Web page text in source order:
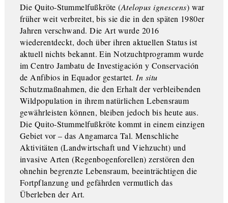
Die Quito-Stummelfußkröte (Atelopus ignescens) war
früher weit verbreitet, bis sie die in den späten 1980er
Jahren verschwand. Die Art wurde 2016
wiederentdeckt, doch über ihren aktuellen Status ist
aktuell nichts bekannt. Ein Notzuchtprogramm wurde
im Centro Jambatu de Investigación y Conservación
de Anfibios in Equador gestartet. In situ
Schutzmaßnahmen, die den Erhalt der verbleibenden
Wildpopulation in ihrem natürlichen Lebensraum
gewährleisten können, bleiben jedoch bis heute aus.
Die Quito-Stummelfußkröte kommt in einem einzigen
Gebiet vor – das Angamarca Tal. Menschliche
Aktivitäten (Landwirtschaft und Viehzucht) und
invasive Arten (Regenbogenforellen) zerstören den
ohnehin begrenzte Lebensraum, beeinträchtigen die
Fortpflanzung und gefährden vermutlich das
Überleben der Art.